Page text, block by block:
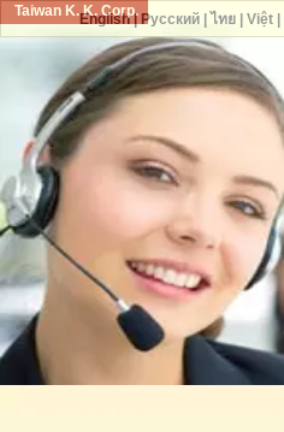
Taiwan K. K. Corp.
English| Русский| ไทย| Việt|